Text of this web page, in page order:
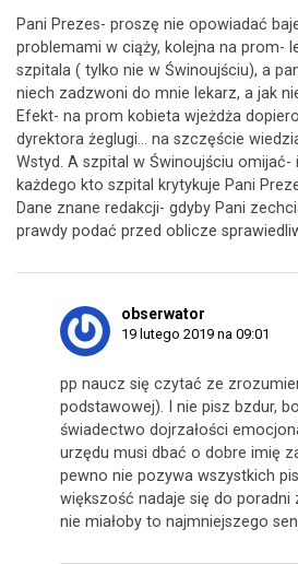
Pani Prezes- proszę nie opowiadać
problemami w ciąży, kolejna na prom-
szpitala ( tylko nie w Świnoujściu), a
niech zadzwoni do mnie lekarz, a jak
Efekt- na prom kobieta wjeżdża
dyrektora żeglugi… na szczęście
Wstyd. A szpital w Świnoujściu omijać-
każdego kto szpital krytykuje Pani
Dane znane redakcji- gdyby Pani
prawdy podać przed oblicze
obserwator
19 lutego 2019 na 09:01
pp naucz się czytać ze
podstawowej). I nie pisz bzdur,
świadectwo dojrzałości
urzędu musi dbać o dobre imię
pewno nie pozywa wszystkich
większość nadaje się do poradni
nie miałoby to najmniejszego